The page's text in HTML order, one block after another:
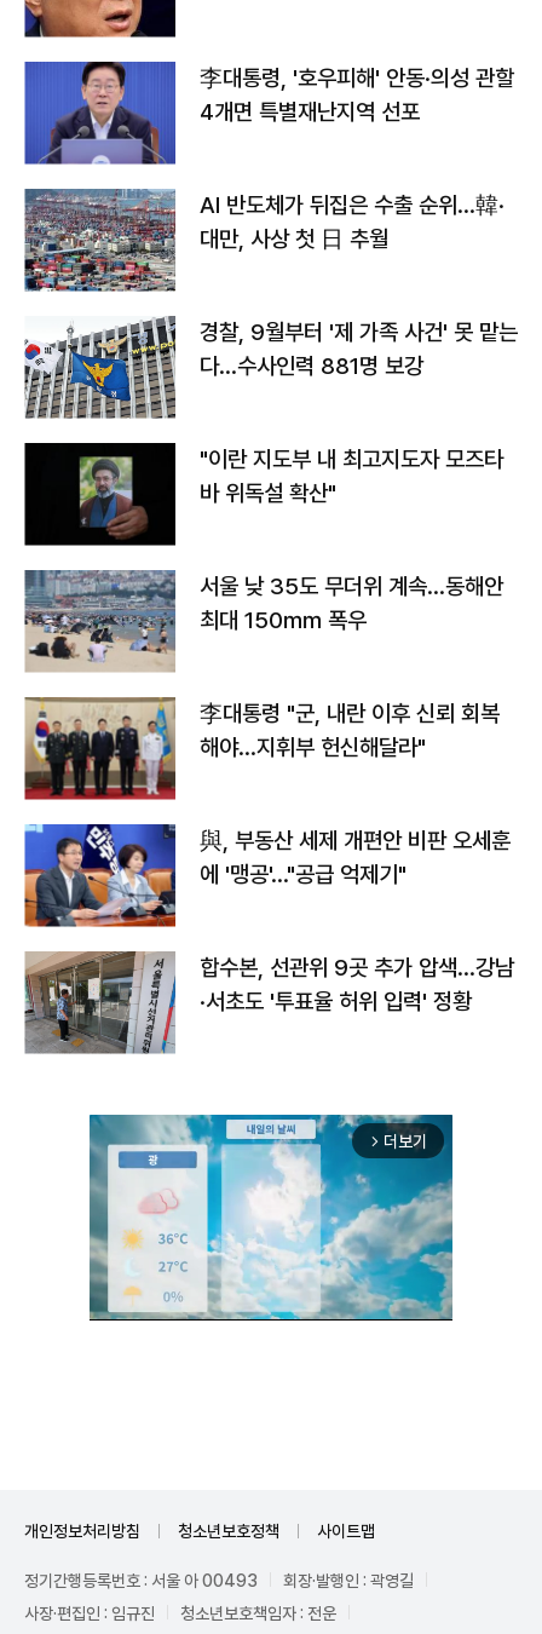
李대통령, '호우피해' 안동·의성 관할
4개면 특별재난지역 선포
AI 반도체가 뒤집은 수출 순위…韓·
대만, 사상 첫 日 추월
경찰, 9월부터 '제 가족 사건' 못 맡는
다…수사인력 881명 보강
"이란 지도부 내 최고지도자 모즈타
바 위독설 확산"
서울 낮 35도 무더위 계속…동해안
최대 150㎜ 폭우
李대통령 "군, 내란 이후 신뢰 회복
해야…지휘부 헌신해달라"
與, 부동산 세제 개편안 비판 오세훈
에 '맹공'…"공급 억제기"
합수본, 선관위 9곳 추가 압색…강남
·서초도 '투표율 허위 입력' 정황
arrow_forward_ios 더보기
개인정보처리방침 청소년보호정책 사이트맵
정기간행등록번호 : 서울 아 00493
회장·발행인 : 곽영길
사장·편집인 : 임규진
청소년보호책임자 : 전운